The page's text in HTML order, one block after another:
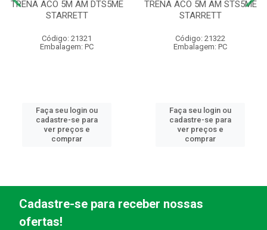
TRENA ACO 5M AM DTS5ME
STARRETT
Código: 21321
Embalagem: PC
Faça seu login ou
cadastre-se para
ver preços e
comprar
TRENA ACO 5M AM STS5ME
STARRETT
Código: 21322
Embalagem: PC
Faça seu login ou
cadastre-se para
ver preços e
comprar
Cadastre-se para receber nossas
ofertas!